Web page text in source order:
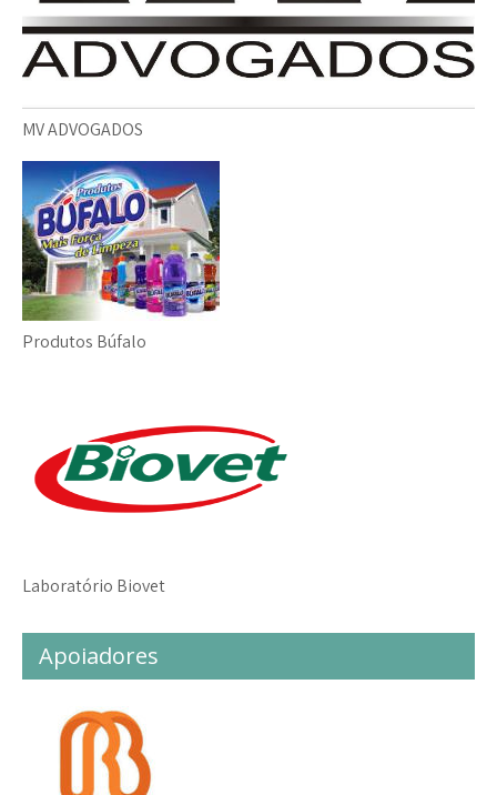
MV ADVOGADOS
Produtos Búfalo
Laboratório Biovet
Apoiadores